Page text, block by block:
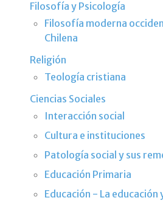
Filosofía y Psicología
Filosofía moderna
Chilena
Religión
Teología cristiana
Ciencias Sociales
Interacción social
Cultura e instituciones
Patología social y sus
Educación Primaria
Educación - La educación